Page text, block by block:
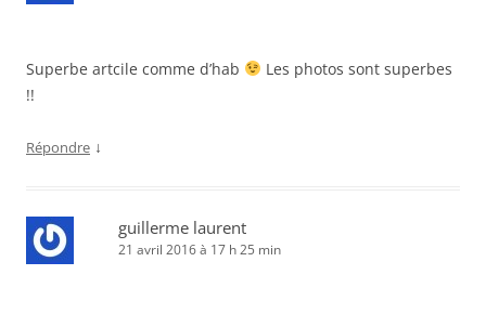
Superbe artcile comme d’hab
Les photos sont superbes
!!
Répondre ↓
guillerme laurent
21 avril 2016 à 17 h 25 min